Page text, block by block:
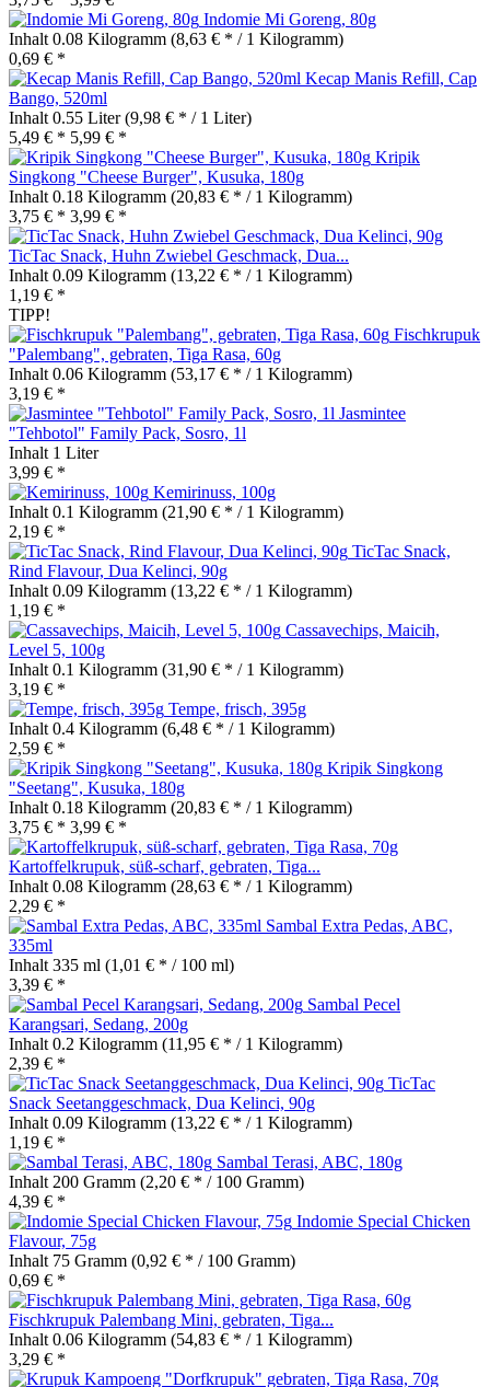
Indomie Mi Goreng, 80g
Inhalt 0.08 Kilogramm (8,63 € * / 1 Kilogramm)
0,69 € *
Kecap Manis Refill, Cap
Bango, 520ml
Inhalt 0.55 Liter(9,98 € * / 1 Liter)
5,49 € * 5,99 € *
Kripik
Singkong "Cheese Burger", Kusuka, 180g
Inhalt 0.18 Kilogramm (20,83 € * / 1 Kilogramm)
3,75 € * 3,99 € *
TicTac Snack, Huhn Zwiebel Geschmack, Dua...
Inhalt 0.09 Kilogramm (13,22 € * / 1 Kilogramm)
1,19 € *
TIPP!
Fischkrupuk
"Palembang", gebraten, Tiga Rasa, 60g
Inhalt 0.06 Kilogramm (53,17 € * / 1 Kilogramm)
3,19 € *
Jasmintee
"Tehbotol" Family Pack, Sosro, 1l
Inhalt 1 Liter
3,99 € *
Kemirinuss, 100g
Inhalt 0.1 Kilogramm (21,90 € * / 1 Kilogramm)
2,19 € *
TicTac Snack,
Rind Flavour, Dua Kelinci, 90g
Inhalt 0.09 Kilogramm (13,22 € * / 1 Kilogramm)
1,19 € *
Cassavechips, Maicih,
Level 5, 100g
Inhalt 0.1 Kilogramm (31,90 € * / 1 Kilogramm)
3,19 € *
Tempe, frisch, 395g
Inhalt 0.4 Kilogramm (6,48 € * / 1 Kilogramm)
2,59 € *
Kripik Singkong
"Seetang", Kusuka, 180g
Inhalt 0.18 Kilogramm (20,83 € * / 1 Kilogramm)
3,75 € * 3,99 € *
Kartoffelkrupuk, süß-scharf, gebraten, Tiga...
Inhalt 0.08 Kilogramm (28,63 € * / 1 Kilogramm)
2,29 € *
Sambal Extra Pedas, ABC,
335ml
Inhalt 335 ml (1,01 € * / 100 ml)
3,39 € *
Sambal Pecel
Karangsari, Sedang, 200g
Inhalt 0.2 Kilogramm (11,95 € * / 1 Kilogramm)
2,39 € *
TicTac
Snack Seetanggeschmack, Dua Kelinci, 90g
Inhalt 0.09 Kilogramm (13,22 € * / 1 Kilogramm)
1,19 € *
Sambal Terasi, ABC, 180g
Inhalt 200 Gramm (2,20 € * / 100 Gramm)
4,39 € *
Indomie Special Chicken
Flavour, 75g
Inhalt 75 Gramm (0,92 € * / 100 Gramm)
0,69 € *
Fischkrupuk Palembang Mini, gebraten, Tiga...
Inhalt 0.06 Kilogramm (54,83 € * / 1 Kilogramm)
3,29 € *